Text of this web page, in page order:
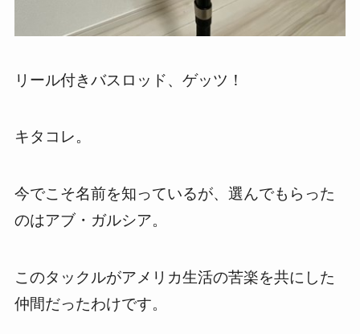
リール付きバスロッド、ゲッツ！
キタコレ。
今でこそ名前を知っているが、選んでもらった
のはアブ・ガルシア。
このタックルがアメリカ生活の苦楽を共にした
仲間だったわけです。